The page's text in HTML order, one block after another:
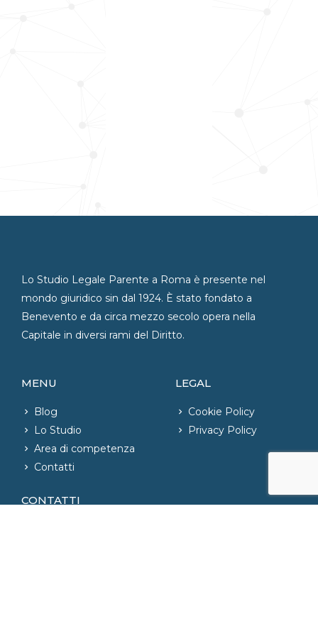
Lo Studio Legale Parente a Roma è presente nel
mondo giuridico sin dal 1924. È stato fondato a
Benevento e da circa mezzo secolo opera nella
Capitale in diversi rami del Diritto.
MENU
Blog
Lo Studio
Area di competenza
Contatti
LEGAL
Cookie Policy
Privacy Policy
CONTATTI